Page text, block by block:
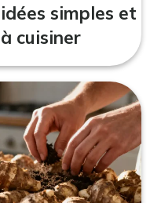
simples et
cuisiner